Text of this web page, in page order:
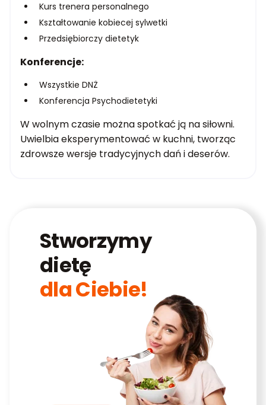
Kurs trenera personalnego
Kształtowanie kobiecej sylwetki
Przedsiębiorczy dietetyk
Konferencje:
Wszystkie DNŻ
Konferencja Psychodietetyki
W wolnym czasie można spotkać ją na siłowni.
Uwielbia eksperymentować w kuchni, tworząc
zdrowsze wersje tradycyjnych dań i deserów.
Stworzymy
dietę
dla Ciebie!